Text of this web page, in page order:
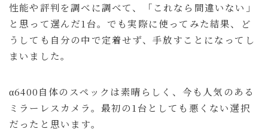
暮らし
セール・キャンペーン
商品レビュー
性能や評判を調べに調べて、「これなら間違いない」
と思って選んだ1台。でも実際に使ってみた結果、ど
うしても自分の中で定着せず、手放すことになってし
まいました。
α6400自体のスペックは素晴らしく、今も人気のある
ミラーレスカメラ。最初の1台としても悪くない選択
だったと思います。